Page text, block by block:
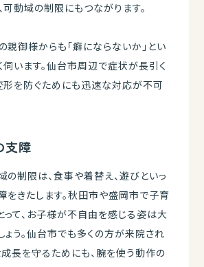
動域の制限にもつながります。
御様からも「癖にならないか」とい
います。仙台市周辺で症状が長引く
形を防ぐためにも迅速な対応が不可
支障
制限は、食事や着替え、遊びといっ
をきたします。秋田市や盛岡市で子育
て、お子様が不自由を感じる姿は大
う。仙台市でも多くの方が来院され
成長を守るためにも、腕を使う動作の